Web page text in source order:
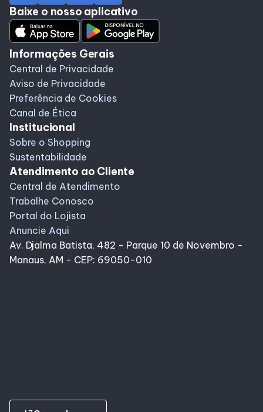
Baixe o nosso aplicativo
Informações Gerais
Central de Privacidade
Aviso de Privacidade
Preferência de Cookies
Canal de Ética
Institucional
Sobre o Shopping
Sustentabilidade
Atendimento ao Cliente
Central de Atendimento
Trabalhe Conosco
Portal do Lojista
Anuncie Aqui
Av. Djalma Batista, 482 - Parque 10 de Novembro -
Manaus, AM - CEP: 69050-010